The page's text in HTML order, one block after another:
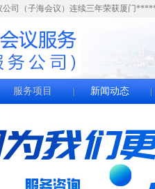
公司（子海会议）连续三年荣获厦门
服务项目 新闻动态